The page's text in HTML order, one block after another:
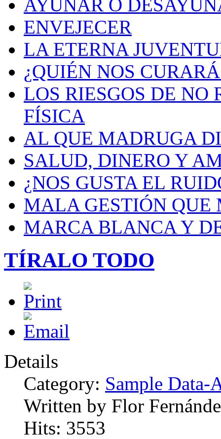
AYUNAR O
ENVEJECER
LA ETERNA
¿QUIÉN NOS
LOS RIESGOS DE
FÍSICA
AL QUE MADRUGA
SALUD, DINERO Y
¿NOS GUSTA EL
MALA GESTIÓN QUE
MARCA BLANCA Y
TÍRALO TODO
Details
Category: Sample Data-
Written by Flor
Hits: 3553